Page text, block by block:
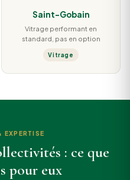
Saint-Gobain
Vitrage performant en
standard, pas en option
Vitrage
EXPERTISE
: ce que
pour eux